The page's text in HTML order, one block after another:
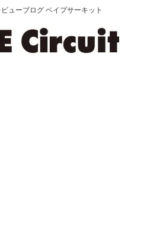
ューブログ ベイプサーキット